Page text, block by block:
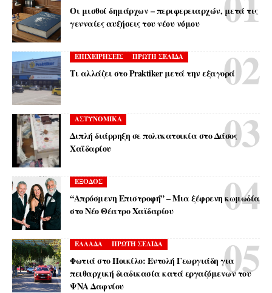
Οι μισθοί δημάρχων – περιφερειαρχών, μετά τις
γενναίες αυξήσεις του νέου νόμου
ΕΠΙΧΕΙΡΗΣΕΙΣ ΠΡΩΤΗ ΣΕΛΙΔΑ
Τι αλλάζει στο Praktiker μετά την εξαγορά
ΑΣΤΥΝΟΜΙΚΑ
Διπλή διάρρηξη σε πολυκατοικία στο Δάσος
Χαϊδαρίου
ΕΞΟΔΟΣ
“Απρόσμενη Επιστροφή” – Μια ξέφρενη κωμωδία
στο Νέο Θέατρο Χαϊδαρίου
ΕΛΛΑΔΑ ΠΡΩΤΗ ΣΕΛΙΔΑ
Φωτιά στο Ποικίλο: Εντολή Γεωργιάδη για
πειθαρχική διαδικασία κατά εργαζόμενων του
ΨΝΑ Δαφνίου